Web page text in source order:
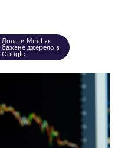
Додати Mind як
бажане джерело в
Google